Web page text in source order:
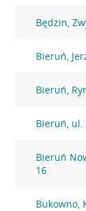
Będzin,
Bieruń,
Bieruń,
Bieruń, ul.
Bieruń
16
Bukowno,